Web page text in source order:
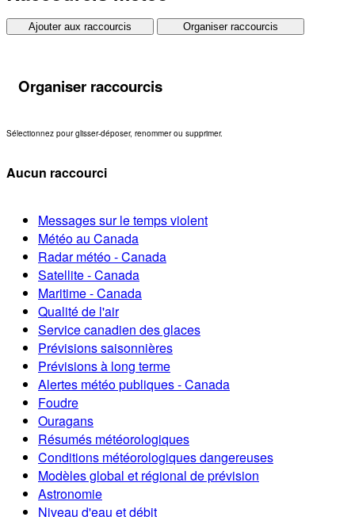
Ajouter aux raccourcis Organiser raccourcis
Organiser raccourcis
Sélectionnez pour glisser-déposer, renommer ou supprimer.
Aucun raccourci
Messages sur le temps violent
Météo au Canada
Radar météo - Canada
Satellite - Canada
Maritime - Canada
Qualité de l'air
Service canadien des glaces
Prévisions saisonnières
Prévisions à long terme
Alertes météo publiques - Canada
Foudre
Ouragans
Résumés météorologiques
Conditions météorologiques dangereuses
Modèles global et régional de prévision
Astronomie
Niveau d'eau et débit